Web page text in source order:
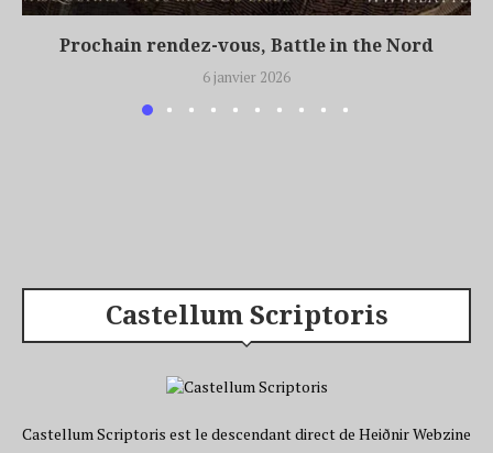
Prochain rendez-vous, Battle in the Nord
6 janvier 2026
Castellum Scriptoris
Castellum Scriptoris est le descendant direct de Heiðnir Webzine